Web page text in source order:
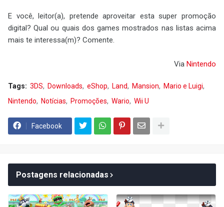
E você, leitor(a), pretende aproveitar esta super promoção
digital? Qual ou quais dos games mostrados nas listas acima
mais te interessa(m)? Comente.
Via Nintendo
Tags: 3DS Downloads eShop Land Mansion
Mario e Luigi
Nintendo
Notícias Promoções Wario Wii U
Facebook
Postagens relacionadas